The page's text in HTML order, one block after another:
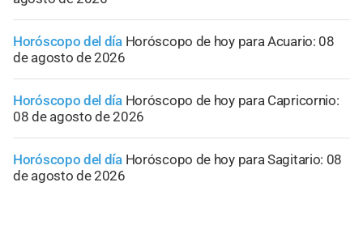
Horóscopo del día Horóscopo de hoy para Acuario: 08
de agosto de 2026
Horóscopo del día Horóscopo de hoy para Capricornio:
08 de agosto de 2026
Horóscopo del día Horóscopo de hoy para Sagitario: 08
de agosto de 2026